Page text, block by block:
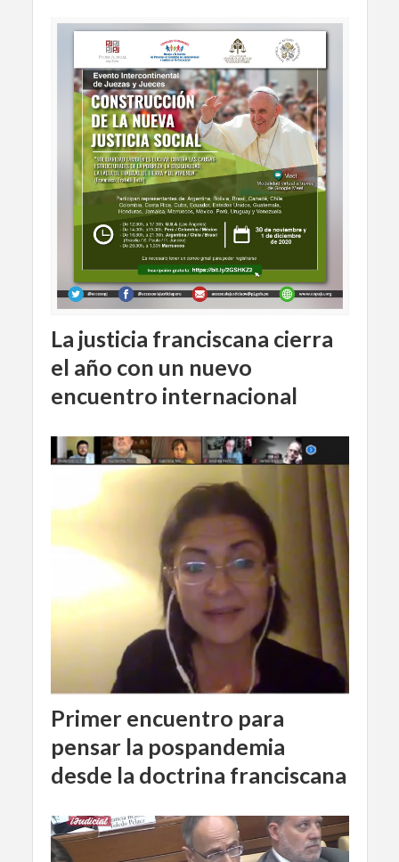
La justicia franciscana cierra
el año con un nuevo
encuentro internacional
Primer encuentro para
pensar la pospandemia
desde la doctrina franciscana